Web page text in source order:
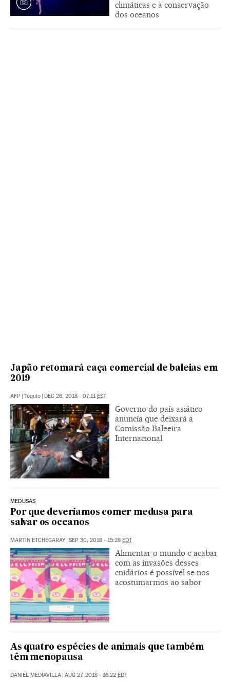
climáticas e a conservação
dos oceanos
Japão retomará caça comercial de baleias em
2019
AFP | Tóquio | DEC 26, 2018 - 07:11EST
Governo do país asiático
anuncia que deixará a
Comissão Baleeira
Internacional
MEDUSAS
Por que deveríamos comer medusa para
salvar os oceanos
MARTIN ETCHEGARAY | SEP 30, 2018 - 15:28 EDT
Alimentar o mundo e acabar
com as invasões desses
cnidários é possível se nos
acostumarmos ao sabor
As quatro espécies de animais que também
têm menopausa
DANIEL MEDIAVILLA | AUG 27, 2018 - 16:22 EDT